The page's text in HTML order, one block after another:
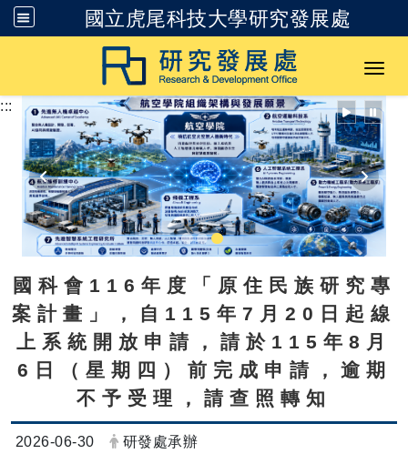
國立虎尾科技大學研究發展處
跳到主要內容
:::
國科會116年度「原住民族研究專
案計畫」，自115年7月20日起線
上系統開放申請，請於115年8月
6日（星期四）前完成申請，逾期
不予受理，請查照轉知
日期：
2026-06-30 發布者：
研發處承辦